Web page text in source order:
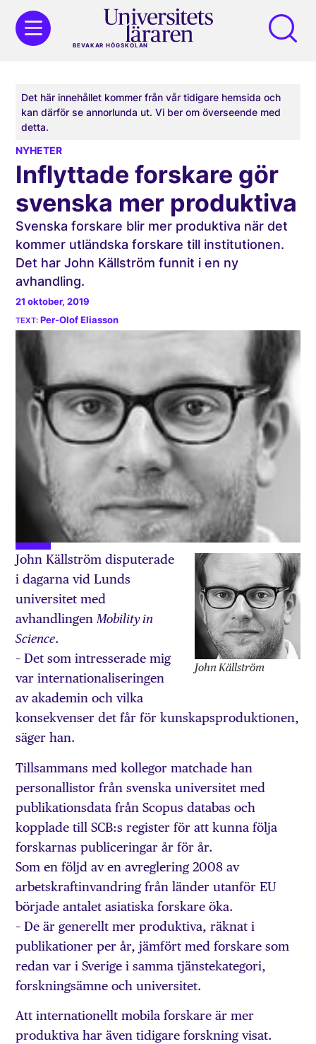
BEVAKAR HÖGSKOLAN
Det här innehållet kommer från vår tidigare hemsida och
kan därför se annorlunda ut. Vi ber om överseende med
detta.
NYHETER
Inflyttade forskare gör
svenska mer produktiva
Svenska forskare blir mer produktiva när det
kommer utländska forskare till institutionen.
Det har John Källström funnit i en ny
avhandling.
21 oktober, 2019
Per-Olof Eliasson
John Källström
John Källström disputerade
i dagarna vid Lunds
universitet med
avhandlingenMobility in
Science.
– Det som intresserade mig
var internationaliseringen
av akademin och vilka
konsekvenser det får för kunskapsproduktionen,
säger han.
Tillsammans med kollegor matchade han
personallistor från svenska universitet med
publikationsdata från Scopus databas och
kopplade till SCB:s register för att kunna följa
forskarnas publiceringar år för år.
Som en följd av en avreglering 2008 av
arbetskraftinvandring från länder utanför EU
började antalet asiatiska forskare öka.
– De är generellt mer produktiva, räknat i
publikationer per år, jämfört med forskare som
redan var i Sverige i samma tjänstekategori,
forskningsämne och universitet.
Att internationellt mobila forskare är mer
produktiva har även tidigare forskning visat.